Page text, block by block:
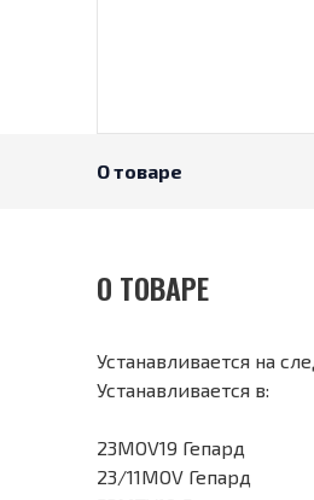
О товаре
О ТОВАРЕ
Устанавливается на
Устанавливается в:
23MOV19 Гепард
23/11MOV Гепард